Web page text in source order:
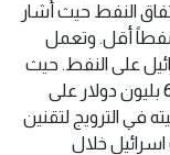
النفط حيث أشار
نفطاً أقل. وتعمل
على النفط. حيث
أشار الوزير الى أن الدولة قد أنفقت ما يقارب 6 بليون دولار على
عن نيته في الترويج لتقنين
خلال